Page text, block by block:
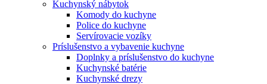
Kuchynský nábytok
Komody do kuchyne
Police do kuchyne
Servírovacie vozíky
Príslušenstvo a vybavenie kuchyne
Doplnky a príslušenstvo do kuchyne
Kuchynské batérie
Kuchynské drezy